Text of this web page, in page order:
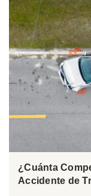
¿Cuánta
Accidente de